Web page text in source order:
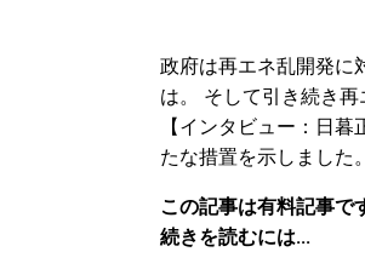
政府は再エネ乱開発に
は。 そして引き続き
【インタビュー：日
たな措置を示しまし
この記事は有料記事で
続きを読むには...